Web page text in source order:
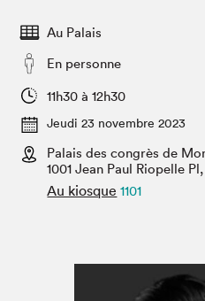
Espace exposant⋅e⋅s
Espace enseignant·e·s
Espace médias
SLM PRO
Salon dans la ville et en
Projets partenaires
Au Palais
En personne
11h30 à 12h30
Jeudi 23 novembre 2023
Palais des congrès de
1001 Jean Paul Riopelle Pl,
Au kiosque 1101